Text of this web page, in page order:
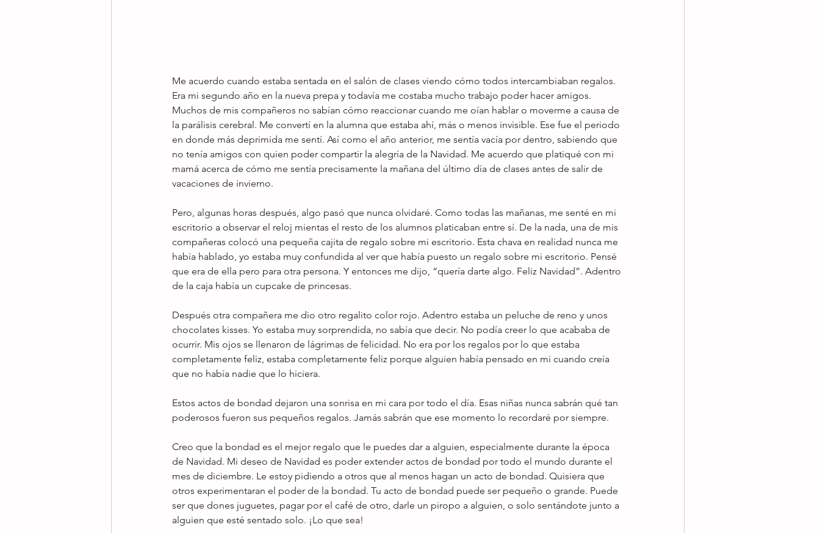
Me acuerdo cuando estaba sentada en el salón de clases viendo cómo todos intercambiaban regalos.
Era mi segundo año en la nueva prepa y todavía me costaba mucho trabajo poder hacer amigos.
Muchos de mis compañeros no sabían cómo reaccionar cuando me oían hablar o moverme a causa de
la parálisis cerebral. Me convertí en la alumna que estaba ahí, más o menos invisible. Ese fue el periodo
en donde más deprimida me sentí. Así como el año anterior, me sentía vacía por dentro, sabiendo que
no tenía amigos con quien poder compartir la alegría de la Navidad. Me acuerdo que platiqué con mi
mamá acerca de cómo me sentía precisamente la mañana del último día de clases antes de salir de
vacaciones de invierno.
Pero, algunas horas después, algo pasó que nunca olvidaré. Como todas las mañanas, me senté en mi
escritorio a observar el reloj mientas el resto de los alumnos platicaban entre sí. De la nada, una de mis
compañeras colocó una pequeña cajita de regalo sobre mi escritorio. Esta chava en realidad nunca me
había hablado, yo estaba muy confundida al ver que había puesto un regalo sobre mi escritorio. Pensé
que era de ella pero para otra persona. Y entonces me dijo, “quería darte algo. Feliz Navidad”. Adentro
de la caja había un cupcake de princesas.
Después otra compañera me dio otro regalito color rojo. Adentro estaba un peluche de reno y unos
chocolates kisses. Yo estaba muy sorprendida, no sabía que decir. No podía creer lo que acababa de
ocurrir. Mis ojos se llenaron de lágrimas de felicidad. No era por los regalos por lo que estaba
completamente feliz, estaba completamente feliz porque alguien había pensado en mi cuando creía
que no había nadie que lo hiciera.
Estos actos de bondad dejaron una sonrisa en mi cara por todo el día. Esas niñas nunca sabrán qué tan
poderosos fueron sus pequeños regalos. Jamás sabrán que ese momento lo recordaré por siempre.
Creo que la bondad es el mejor regalo que le puedes dar a alguien, especialmente durante la época
de Navidad. Mi deseo de Navidad es poder extender actos de bondad por todo el mundo durante el
mes de diciembre. Le estoy pidiendo a otros que al menos hagan un acto de bondad. Quisiera que
otros experimentaran el poder de la bondad. Tu acto de bondad puede ser pequeño o grande. Puede
ser que dones juguetes, pagar por el café de otro, darle un piropo a alguien, o solo sentándote junto a
alguien que esté sentado solo. ¡Lo que sea!